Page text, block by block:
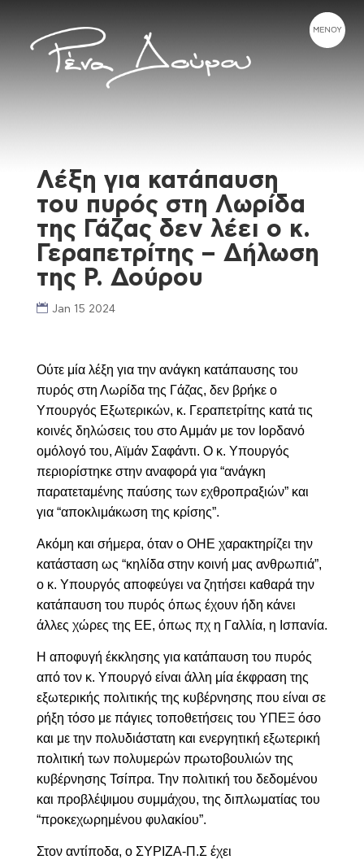
Λέξη για κατάπαυση
του πυρός στη Λωρίδα
της Γάζας δεν λέει ο κ.
Γεραπετρίτης – Δήλωση
της Ρ. Δούρου
Jan 15 2024
Ούτε μία λέξη για την ανάγκη κατάπαυσης του
πυρός στη Λωρίδα της Γάζας, δεν βρήκε ο
Υπουργός Εξωτερικών, κ. Γεραπετρίτης κατά τις
κοινές δηλώσεις του στο Αμμάν με τον Ιορδανό
ομόλογό του, Αϊμάν Σαφάντι. Ο κ. Υπουργός
περιορίστηκε στην αναφορά για “ανάγκη
παρατεταμένης παύσης των εχθροπραξιών” και
για “αποκλιμάκωση της κρίσης”.
Ακόμη και σήμερα, όταν ο ΟΗΕ χαρακτηρίζει την
κατάσταση ως “κηλίδα στην κοινή μας ανθρωπιά”,
ο κ. Υπουργός αποφεύγει να ζητήσει καθαρά την
κατάπαυση του πυρός όπως έχουν ήδη κάνει
άλλες χώρες της ΕΕ, όπως πχ η Γαλλία, η Ισπανία.
Η αποφυγή έκκλησης για κατάπαυση του πυρός
από τον κ. Υπουργό είναι άλλη μία έκφραση της
εξωτερικής πολιτικής της κυβέρνησης που είναι σε
ρήξη τόσο με πάγιες τοποθετήσεις του ΥΠΕΞ όσο
και με την πολυδιάστατη και ενεργητική εξωτερική
πολιτική των πολυμερών πρωτοβουλιών της
κυβέρνησης Τσίπρα. Την πολιτική του δεδομένου
και προβλέψιμου συμμάχου, της διπλωματίας του
“προκεχωρημένου φυλακίου”.
Στον αντίποδα, ο ΣΥΡΙΖΑ-Π.Σ έχει